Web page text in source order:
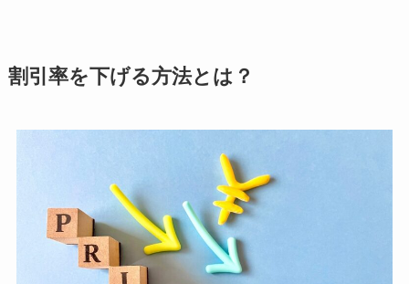
割引率を下げる方法とは？